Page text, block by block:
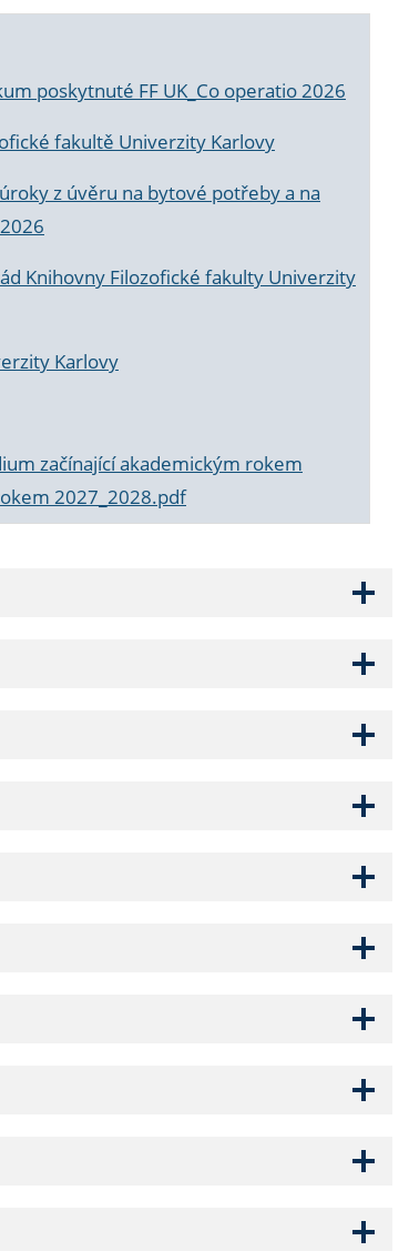
poskytnuté FF UK_Co operatio 2026
fakultě Univerzity Karlovy
z úvěru na bytové potřeby a na
Knihovny Filozofické fakulty Univerzity
Karlovy
začínající akademickým rokem
2027_2028.pdf